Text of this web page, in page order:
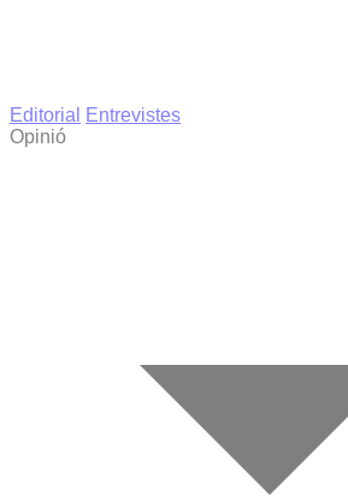
Editorial
Entrevistes
Opinió